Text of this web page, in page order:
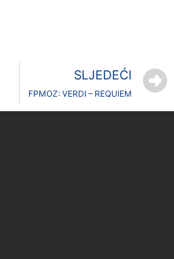
SLJEDEĆI
FPMOZ: VERDI – REQUIEM